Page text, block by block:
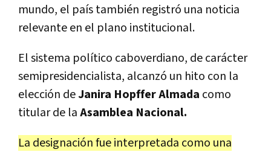
mundo, el país también registró una noticia
relevante en el plano institucional.
El sistema político caboverdiano, de carácter
semipresidencialista, alcanzó un hito con la
elección deJanira Hopffer Almada como
titular de laAsamblea Nacional.
La designación fue interpretada como una